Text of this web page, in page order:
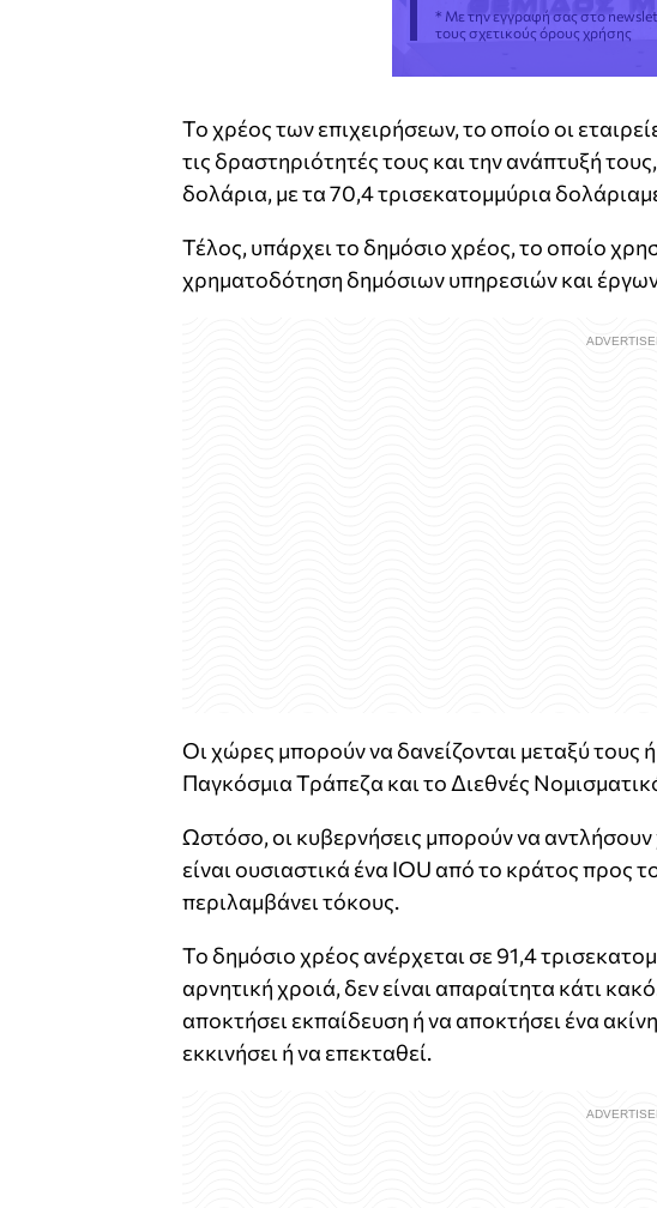
* Με την εγγραφή σας στο
τους σχετικούς όρους χρήσης
Το χρέος των επιχειρήσεων, το οποίο οι
τις δραστηριότητές τους και την ανάπτυξή
δολάρια, με τα 70,4 τρισεκατομμύρια
Τέλος, υπάρχει το δημόσιο χρέος, το οποίο
χρηματοδότηση δημόσιων υπηρεσιών και
Οι χώρες μπορούν να δανείζονται μεταξύ
Παγκόσμια Τράπεζα και το Διεθνές
Ωστόσο, οι κυβερνήσεις μπορούν να
είναι ουσιαστικά ένα IOU από το κράτος προς
περιλαμβάνει τόκους.
Το δημόσιο χρέος ανέρχεται σε 91,4
αρνητική χροιά, δεν είναι απαραίτητα κάτι
αποκτήσει εκπαίδευση ή να αποκτήσει ένα
εκκινήσει ή να επεκταθεί.